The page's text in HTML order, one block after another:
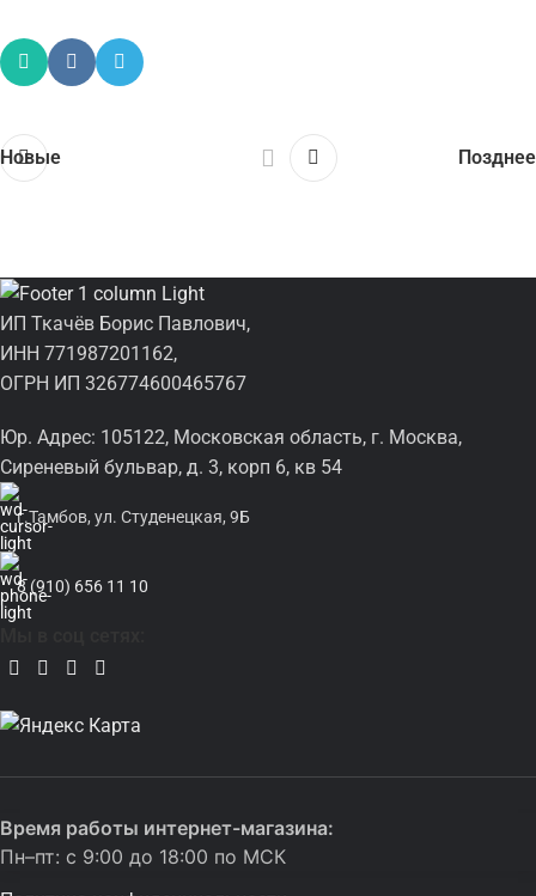
Новые Позднее
ИП Ткачёв Борис Павлович,
ИНН 771987201162,
ОГРН ИП 326774600465767
Юр. Адрес: 105122, Московская область, г. Москва,
Сиреневый бульвар, д. 3, корп 6, кв 54
г.Тамбов, ул. Студенецкая, 9Б
8 (910) 656 11 10
Время работы интернет-магазина:
Пн–пт: с 9:00 до 18:00 по МСК